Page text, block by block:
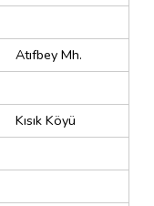
Atıfbey Mh.
Kısık Köyü